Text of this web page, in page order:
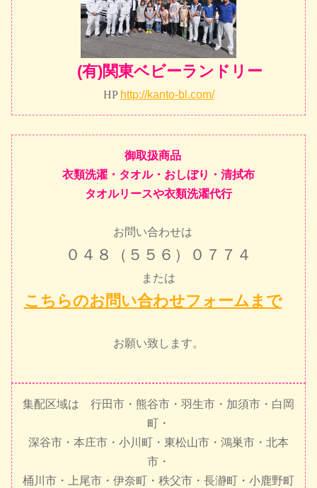
(有)関東ベビーランドリー
HP http://kanto-bl.com/
御取扱商品
衣類洗濯・タオル・おしぼり・清拭布
タオルリースや衣類洗濯代行
お問い合わせは
０４８（５５６）０７７４
または
こちらのお問い合わせフォームまで
お願い致します。
集配区域は 行田市・熊谷市・羽生市・加須市・白岡
町・
深谷市・本庄市・小川町・東松山市・鴻巣市・北本
市・
桶川市・上尾市・伊奈町・秩父市・長瀞町・小鹿野町